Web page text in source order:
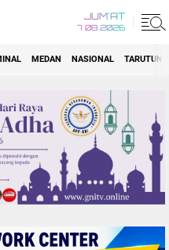
JUM'AT
7 08 2026
MEDAN NASIONAL TARUTUNG